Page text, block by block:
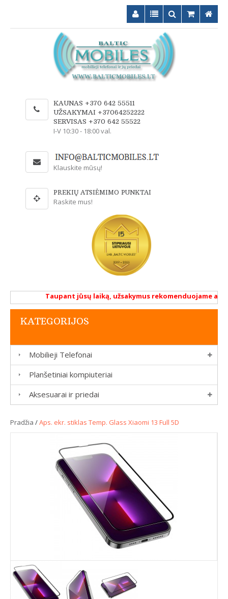
KAUNAS +370 642 55511
UŽSAKYMAI +37064252222
SERVISAS +370 642 55522
I-V 10:30 - 18:00 val.
Klauskite mūsų!
PREKIŲ ATSIĖMIMO PUNKTAI
Raskite mus!
Taupant jūsų laiką, užsakymus rekomenduojame
KATEGORIJOS
Mobilieji Telefonai
Planšetiniai kompiuteriai
Aksesuarai ir priedai
Pradžia /Aps. ekr. stiklas Temp. Glass Xiaomi 13 Full 5D